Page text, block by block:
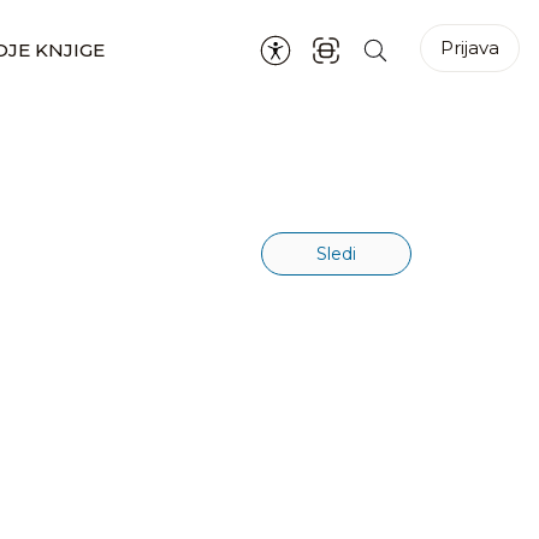
KNJIGE Prijava
Sledi